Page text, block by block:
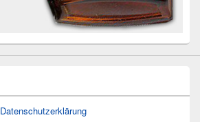
Datenschutzerklärung